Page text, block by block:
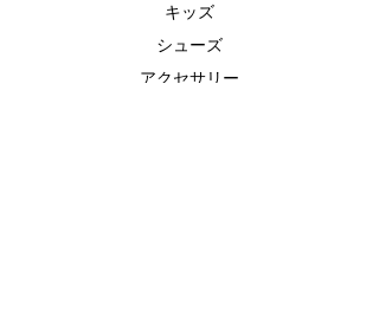
キッズ
シューズ
アクセサリー